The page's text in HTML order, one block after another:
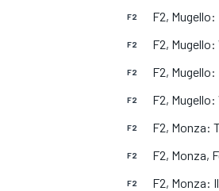
F2 F2,
F2 F2,
F2 F2,
F2 F2,
F2 F2, Monza:
F2 F2, Monza,
F2 F2, Monza: